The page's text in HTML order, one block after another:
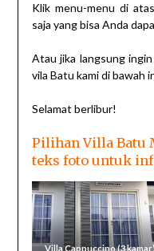
Klik menu-menu di
saja yang bisa Anda
Atau jika langsung
vila Batu kami di bawah
Selamat berlibur!
Pilihan Villa Batu
teks foto untuk
Villa Cappuccino (3